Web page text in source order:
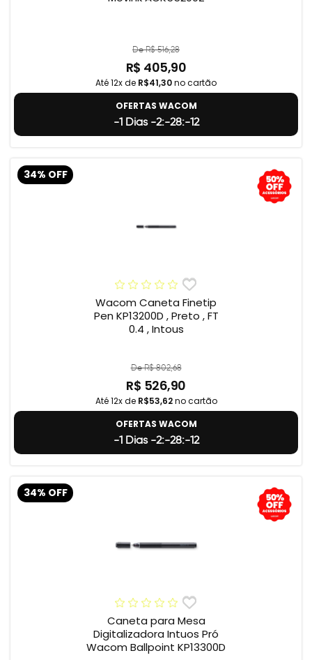
De R$ 516,28
R$ 405,90
Até 12x de R$41,30no cartão
OFERTAS WACOM
-1 Dias -2:-28:-13
34% OFF
Wacom Caneta Finetip
Pen KP13200D , Preto , FT
0.4 , Intous
De R$ 802,68
R$ 526,90
Até 12x de R$53,62no cartão
OFERTAS WACOM
-1 Dias -2:-28:-13
34% OFF
Caneta para Mesa
Digitalizadora Intuos Pró
Wacom Ballpoint KP13300D